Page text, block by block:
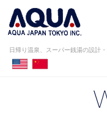
日帰り温泉、スーパー銭湯の設計